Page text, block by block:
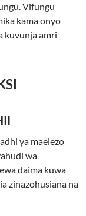
Vifungu
kama onyo
kuvunja amri
ya maelezo
wa
daima kuwa
zinazohusiana na